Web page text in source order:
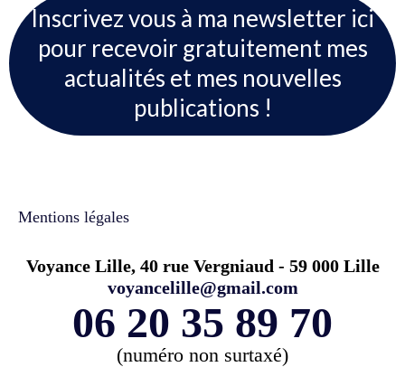
Inscrivez vous à ma newsletter ici
pour recevoir gratuitement mes
actualités et mes nouvelles
publications !
Mentions légales
Voyance Lille, 40 rue Vergniaud - 59 000 Lille
voyancelille@gmail.com
06 20 35 89 70
(numéro non surtaxé)